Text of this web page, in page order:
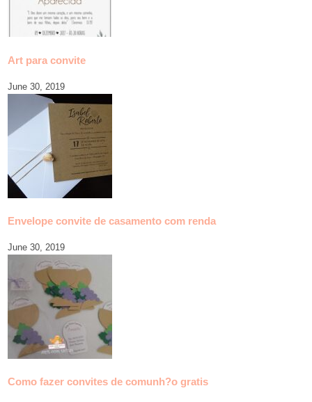
Art para convite
June 30, 2019
Envelope convite de casamento com renda
June 30, 2019
Como fazer convites de comunh?o gratis